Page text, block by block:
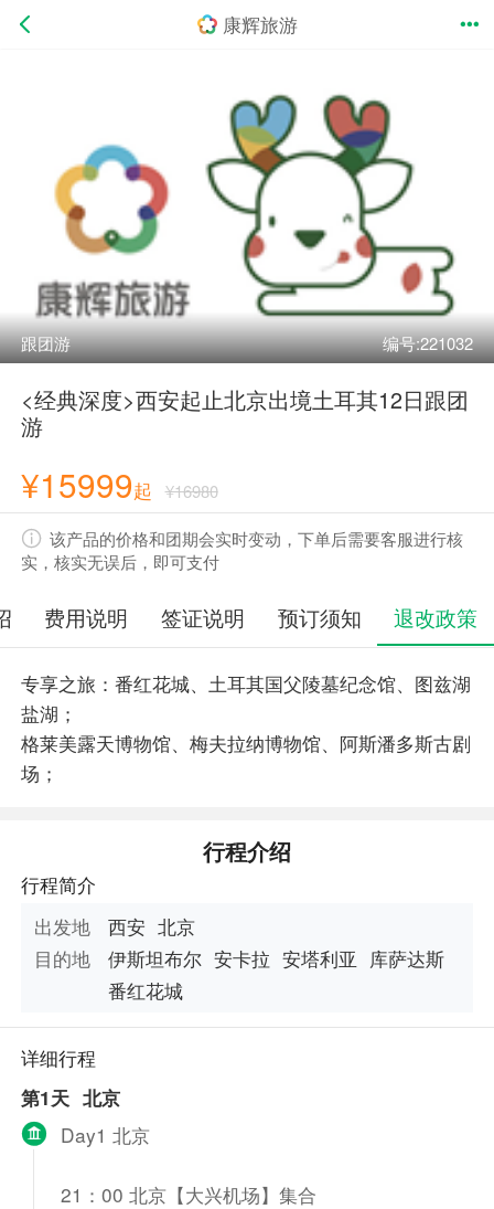
康辉旅游
跟团游 编号:221032
<经典深度>西安起止北京出境土耳其12日跟团
游
¥15999起 ¥16980
该产品的价格和团期会实时变动，下单后需要客服进行核
实，核实无误后，即可支付
费用说明 签证说明 预订须知 退改政策
专享之旅：番红花城、土耳其国父陵墓纪念馆、图兹湖
盐湖；
格莱美露天博物馆、梅夫拉纳博物馆、阿斯潘多斯古剧
场；
行程介绍
行程简介
出发地
西安 北京
目的地
伊斯坦布尔 安卡拉 安塔利亚 库萨达斯
番红花城
详细行程
第1天 北京
Day1 北京
21：00 北京【大兴机场】集合